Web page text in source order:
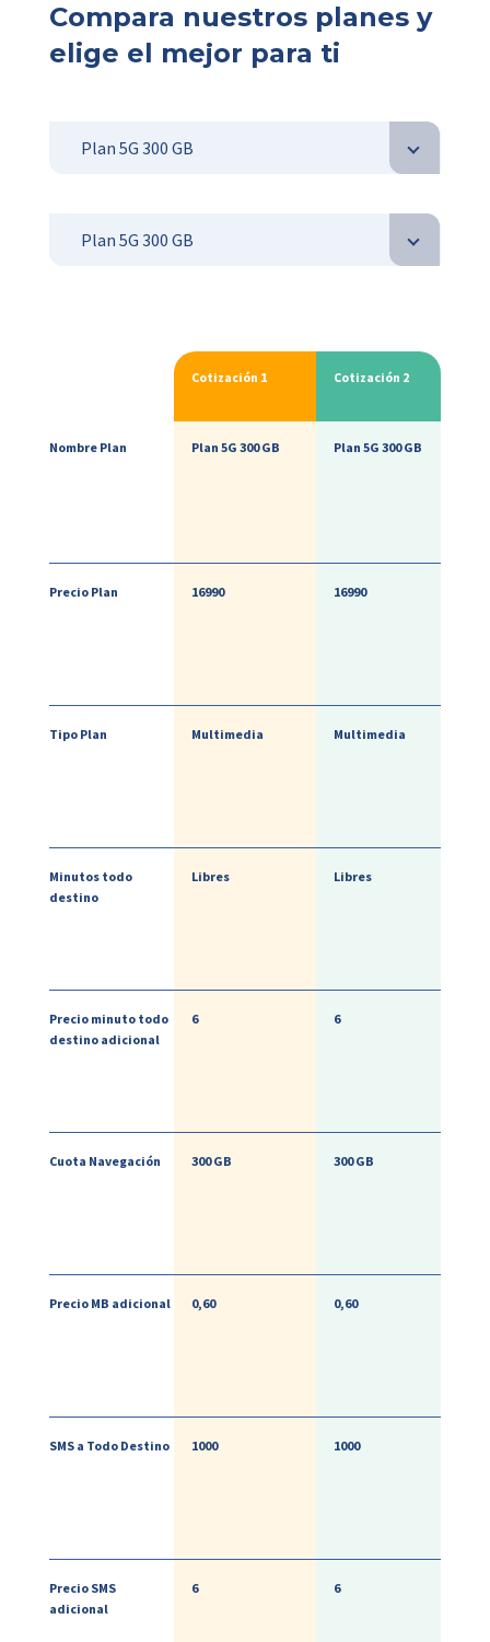
Compara nuestros planes y
elige el mejor para ti
Nombre Plan
Precio Plan
Tipo Plan
Minutos todo
destino
Precio minuto todo
destino adicional
Cuota Navegación
Precio MB adicional
SMS a Todo Destino
Precio SMS
adicional
Cotización 1
Plan 5G 300 GB
16990
Multimedia
Libres
6
300 GB
0,60
1000
6
Cotización 2
Plan 5G 300 GB
16990
Multimedia
Libres
6
300 GB
0,60
1000
6